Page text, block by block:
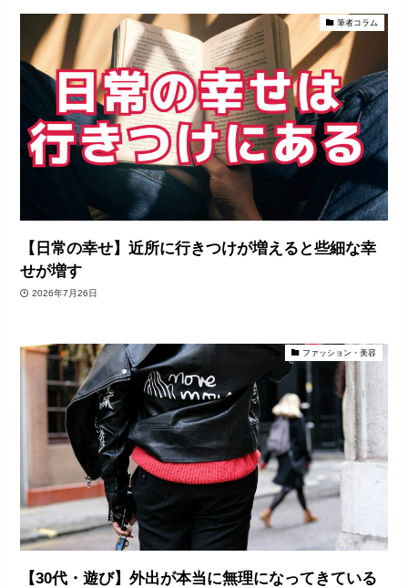
筆者コラム
【日常の幸せ】近所に行きつけが増えると些細な幸
せが増す
2026年7月26日
ファッション・美容
【30代・遊び】外出が本当に無理になってきている